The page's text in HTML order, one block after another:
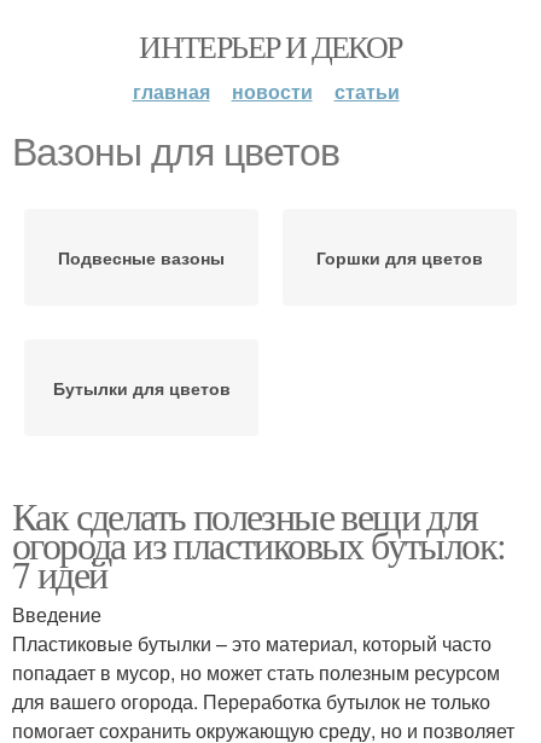
ИНТЕРЬЕР И ДЕКОР
главная новости статьи
Вазоны для цветов
Подвесные вазоны Горшки для цветов
Бутылки для цветов
Как сделать полезные вещи для
огорода из пластиковых бутылок:
7 идей
Введение
Пластиковые бутылки – это материал, который часто
попадает в мусор, но может стать полезным ресурсом
для вашего огорода. Переработка бутылок не только
помогает сохранить окружающую среду, но и позволяет